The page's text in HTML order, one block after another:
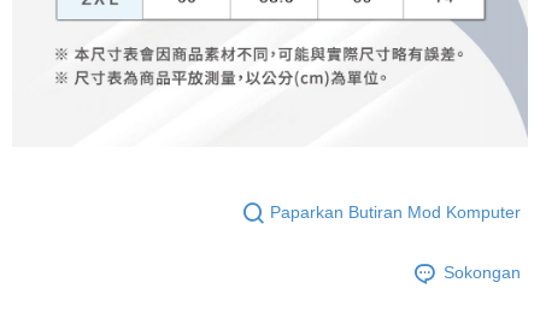
Paparkan Butiran Mod Komputer
Sokongan